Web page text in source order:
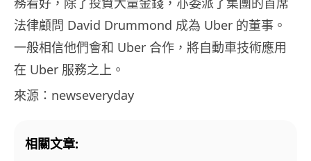
法律顧問 David Drummond 成為 Uber 的董事。
一般相信他們會和 Uber 合作，將自動車技術應用
在 Uber 服務之上。
來源：newseveryday
相關文章: